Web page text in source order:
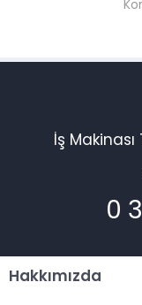
İş
0
Hakkımızda